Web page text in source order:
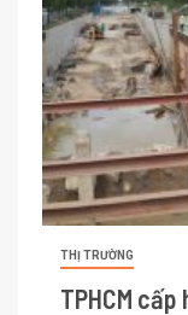
THỊ TRƯỜNG
TPHCM